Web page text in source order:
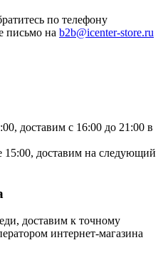
по телефону
письмо на b2b@icenter-store.ru
доставим с 16:00 до 21:00 в
15:00, доставим на следующий
доставим к точному
интернет-магазина